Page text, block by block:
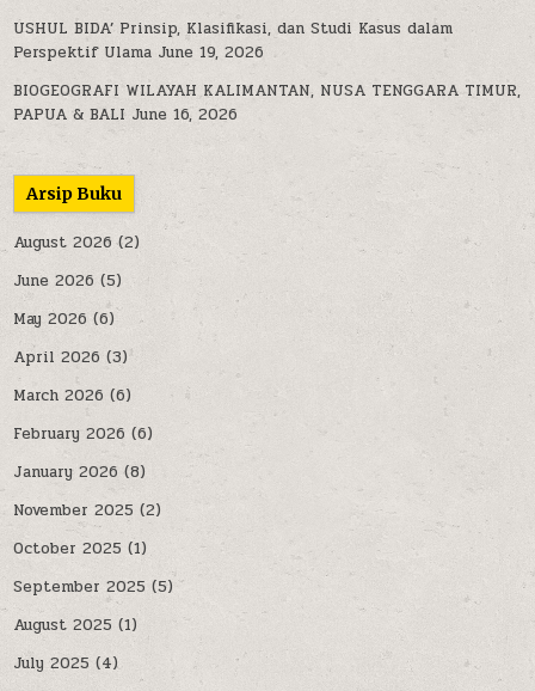
USHUL BIDA’ Prinsip, Klasifikasi, dan Studi Kasus dalam
Perspektif Ulama June 19, 2026
BIOGEOGRAFI WILAYAH KALIMANTAN, NUSA TENGGARA TIMUR,
PAPUA & BALI June 16, 2026
Arsip Buku
August 2026(2)
June 2026 (5)
May 2026 (6)
April 2026 (3)
March 2026 (6)
February 2026 (6)
January 2026 (8)
November 2025 (2)
October 2025 (1)
September 2025 (5)
August 2025 (1)
July 2025 (4)